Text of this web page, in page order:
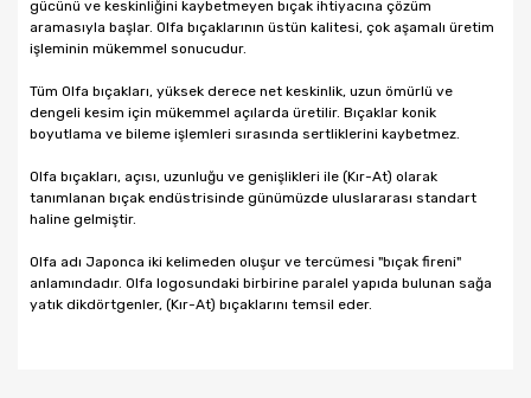
gücünü ve keskinliğini kaybetmeyen bıçak ihtiyacına çözüm
aramasıyla başlar. Olfa bıçaklarının üstün kalitesi, çok aşamalı üretim
işleminin mükemmel sonucudur.
Tüm Olfa bıçakları, yüksek derece net keskinlik, uzun ömürlü ve
dengeli kesim için mükemmel açılarda üretilir. Bıçaklar konik
boyutlama ve bileme işlemleri sırasında sertliklerini kaybetmez.
Olfa bıçakları, açısı, uzunluğu ve genişlikleri ile (Kır-At) olarak
tanımlanan bıçak endüstrisinde günümüzde uluslararası standart
haline gelmiştir.
Olfa adı Japonca iki kelimeden oluşur ve tercümesi "bıçak fireni"
anlamındadır. Olfa logosundaki birbirine paralel yapıda bulunan sağa
yatık dikdörtgenler, (Kır-At) bıçaklarını temsil eder.